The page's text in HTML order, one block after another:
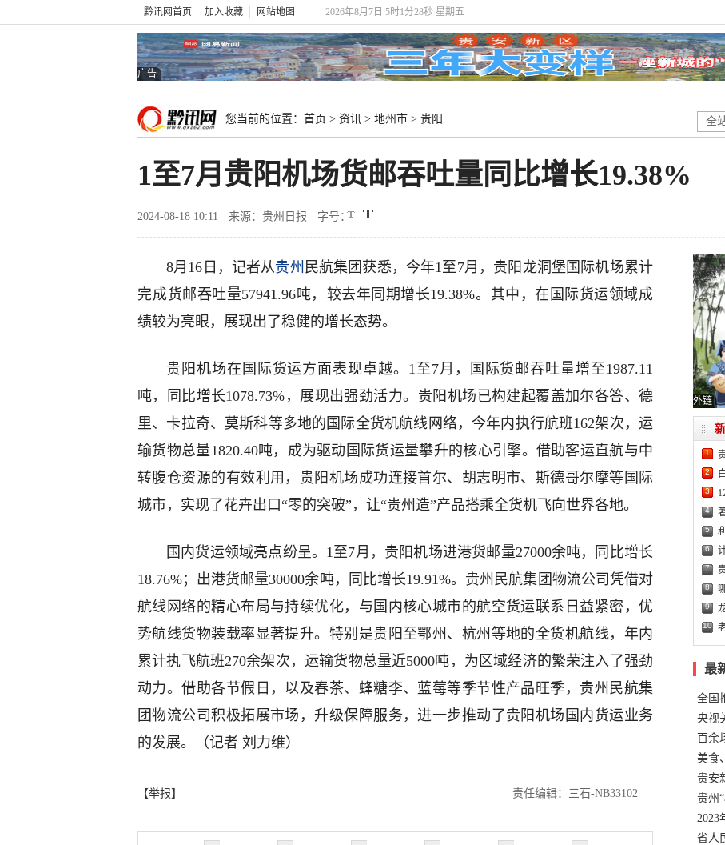
黔讯网首页 加入收藏 网站地图 2026年8月7日 5时1分28秒 星期五
广告
您当前的位置： 首页 > 资讯 > 地州市 > 贵阳 全
1至7月贵阳机场货邮吞吐量同比增长19.38%
2024-08-18 10:11 来源：贵州日报 字号：
8月16日，记者从贵州 民航集团获悉，今年1至7月，‌贵阳龙洞堡国际机场累计
完成‌货邮吞吐量57941.96吨，‌较去年同期增长19.38%。其中，在国际货运领域成
绩较为亮眼，展现出了稳健的增长态势。
贵阳机场在国际货运方面表现卓越。1至7月，国际货邮吞吐量增至1987.11
吨，同比增长1078.73%，展现出强劲活力。‌贵阳机场已构建起覆盖加尔各答、德
里、卡拉奇、莫斯科等多地的国际全货机航线网络，今年内执行航班162架次，运
输货物总量1820.40吨，成为驱动国际货运量攀升的核心引擎。借助客运直航与中
转腹仓资源的有效利用，贵阳机场成功连接首尔、胡志明市、斯德哥尔摩等国际
城市，实现了花卉出口“零的突破”，让“贵州造”产品搭乘全货机飞向世界各地。
国内货运领域亮点纷呈。1至7月，贵阳机场进港货邮量27000余吨，同比增长
18.76%；出港货邮量30000余吨，同比增长19.91%。贵州民航集团物流公司凭借对
航线网络的精心布局与持续优化，与国内核心城市的航空货运联系日益紧密，优
势航线货物装载率显著提升。特别是贵阳至鄂州、杭州等地的全货机航线，年内
累计执飞航班270余架次，运输货物总量近5000吨，为区域经济的繁荣注入了强劲
动力。借助各节假日，以及春茶、蜂糖李、蓝莓等季节性产品旺季，贵州民航集
团物流公司积极拓展市场，升级保障服务，进一步推动了贵阳机场国内货运业务
的发展。（记者 刘力维）
【举报】 责任编辑：三石-NB33102
外链
1
2
3
4
5
6
7
8
9
10
最
全国
错过
央视
温
百余
正式
美食
两减
贵安
贵州
名额
2023
色工
省人